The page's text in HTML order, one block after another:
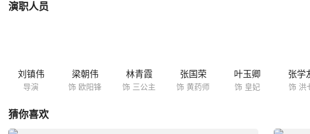
演职人员
刘镇伟
导演
梁朝伟
饰 欧阳锋
林青霞
饰 三公主
张国荣
饰 黄药师
叶玉卿
饰 皇妃
张学
饰 洪
猜你喜欢